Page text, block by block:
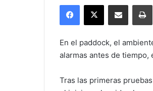
Facebook
X Compartir por correo
En el paddock, el
alarmas antes de tiempo,
Tras las primeras